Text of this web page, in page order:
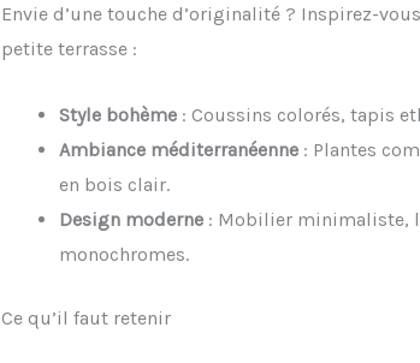
Envie d’une touche d’originalité ? Inspirez-
petite terrasse :
Style bohème: Coussins colorés, tapis
Ambiance méditerranéenne: Plantes
en bois clair.
Design moderne: Mobilier minimaliste,
monochromes.
Ce qu’il faut retenir